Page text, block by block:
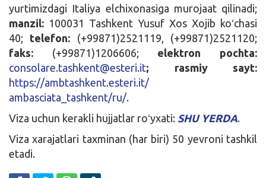
yurtimizdagi Italiya elchixonasiga murojaat qilinadi;
manzil: 100031 Tashkent Yusuf Xos Xojib koʻchasi
40; telefon: (+99871)2521119, (+99871)2521120;
faks: (+99871)1206606; elektron pochta:
consolare.tashkent@esteri.it; rasmiy sayt:
https://ambtashkent.esteri.it/
ambasciata_tashkent/ru/.
Viza uchun kerakli hujjatlar roʻyxati: SHU YERDA.
Viza xarajatlari taxminan (har biri) 50 yevroni tashkil
etadi.